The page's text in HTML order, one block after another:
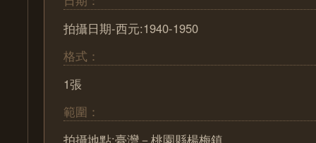
拍攝日期-西元:1940-1950
格式：
1張
範圍：
拍攝地點:臺灣－桃園縣楊梅鎮